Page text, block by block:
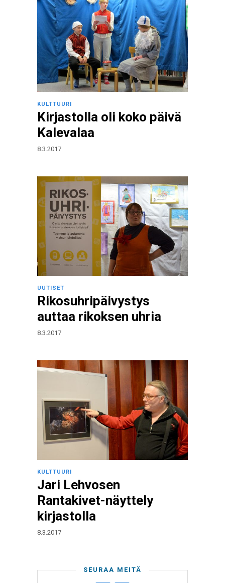
KULTTUURI
Kirjastolla oli koko päivä
Kalevalaa
8.3.2017
UUTISET
Rikosuhripäivystys
auttaa rikoksen uhria
8.3.2017
KULTTUURI
Jari Lehvosen
Rantakivet-näyttely
kirjastolla
8.3.2017
SEURAA MEITÄ